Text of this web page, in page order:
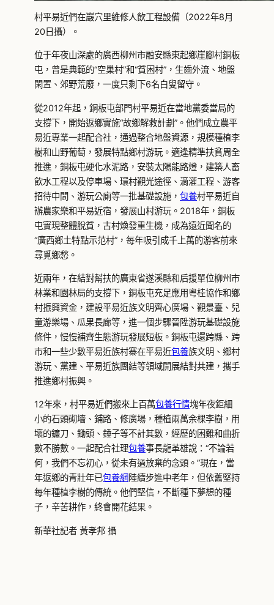
村平易近們在巖穴里維修人飲工程設備（2022年8月
20日攝）。
位于年夜山深處的廣西柳州市融安縣東起鄉崖腳村銅板
屯，曾是典範的“空巢村”和“貧困村”，生齒外流、地盤
閑置、郊野荒廢，一度只剩下6名白叟留守。
從2012年起，銅板屯部門村平易近在當地黨委當局的
支撐下，開始返鄉實施“故鄉解救計劃”。他們成立農平
易近專業一起配合社，通過整合地盤資源，規模種植李
樹和山野葡萄，發展特點鄉村游玩。適逢精準扶貧周全
推進，銅板屯硬化水泥路，安裝太陽能路燈，建築人畜
飲水工程以及停車場、環村觀光途徑、滴灌工程、游客
招待中間、游玩公廁等一批基礎設施， 包養村平易近自
辦農家樂和平易近宿，發展山村游玩。2018年，銅板
屯實現整體脫貧，古村煥發重生機，成為遠近聞名的
“廣西鄉土特點示范村”，每年吸引成千上萬的游客前來
尋覓鄉愁。
近兩年，在結對幫扶的廣東省遂溪縣和后援單位柳州市
林業和園林局的支撐下，銅板屯充足應用粵桂協作和鄉
村振興資金，建設平易近族文明齊心廣場、觀景臺、兒
童游樂場、瓜果長廊等，進一個步驟晉陞游玩基礎設施
條件，慢慢補齊生態游玩發展短板。銅板屯還跨縣、跨
市和一些少數平易近族村寨在平易近包養族文明、鄉村
游玩、黨建、平易近族團結等領域開展結對共建，攜手
推進鄉村振興。
12年來，村平易近們搬來上百萬包養行情塊年夜鉅細
小的石頭砌墻、鋪路、修廣場，種植兩萬余棵李樹，用
壞的鐮刀、鋤頭、錘子等不計其數，經歷的困難和曲折
數不勝數。一起配合社理包養事長龍革雄說：“不論若
何，我們不忘初心，從未有過放棄的念頭。”現在，當
年返鄉的青壯年已包養網陸續步進中老年，但依舊堅持
每年種植李樹的傳統。他們堅信，不斷種下夢想的種
子，辛苦耕作，終會開花結果。
新華社記者 黃孝邦 攝